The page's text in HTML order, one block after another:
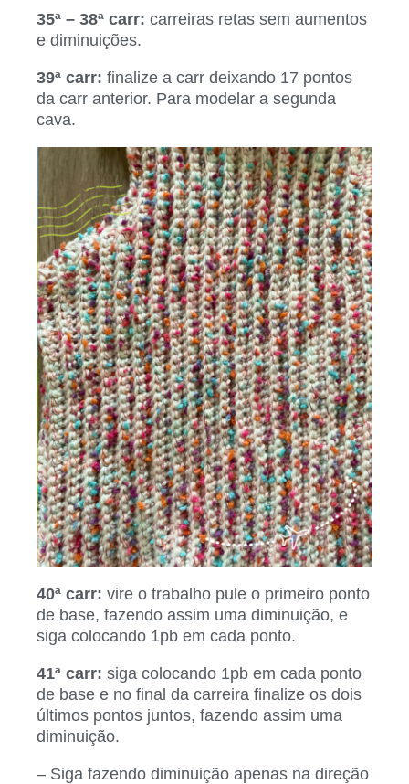
35ª – 38ª carr: carreiras retas sem aumentos
e diminuições.
39ª carr: finalize a carr deixando 17 pontos
da carr anterior. Para modelar a segunda
cava.
40ª carr: vire o trabalho pule o primeiro ponto
de base, fazendo assim uma diminuição, e
siga colocando 1pb em cada ponto.
41ª carr: siga colocando 1pb em cada ponto
de base e no final da carreira finalize os dois
últimos pontos juntos, fazendo assim uma
diminuição.
– Siga fazendo diminuição apenas na direção